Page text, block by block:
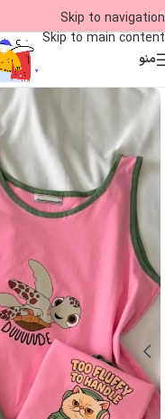
Skip to navigation
Skip to main content
09
منو